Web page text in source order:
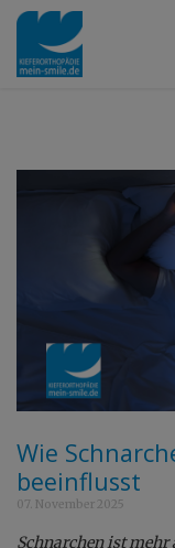
Wie
beeinflusst
07. November 2025
Schnarchen ist mehr